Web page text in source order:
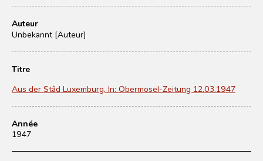
Auteur
Unbekannt [Auteur]
Titre
Aus der Stâd Luxemburg. In: Obermosel-Zeitung 12.03.1947
Année
1947